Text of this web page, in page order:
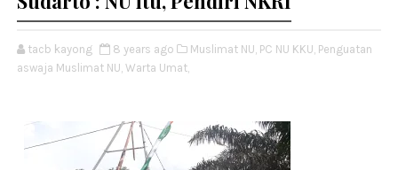
tacb kayong 8 years ago Muslimat NU, PC NU KKU, Penguatan
aswaja Muslimat NU, Warta Umat,